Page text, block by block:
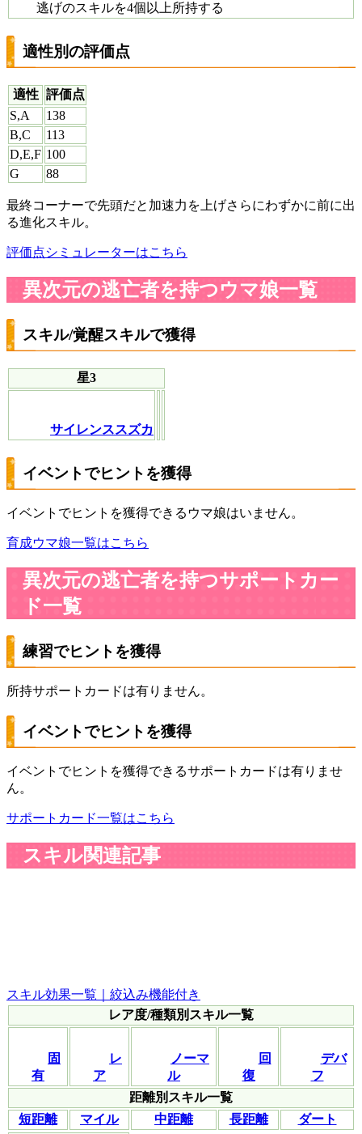
逃げのスキルを4個以上所持する
適性別の評価点
適性 評価点
S,A
138
B,C
113
D,E,F 100
G
88
最終コーナーで先頭だと加速力を上げさらにわずかに前に出
る進化スキル。
評価点シミュレーターはこちら
異次元の逃亡者を持つウマ娘一覧
スキル/覚醒スキルで獲得
星3
サイレンススズカ
イベントでヒントを獲得
イベントでヒントを獲得できるウマ娘はいません。
育成ウマ娘一覧はこちら
異次元の逃亡者を持つサポートカー
ド一覧
練習でヒントを獲得
所持サポートカードは有りません。
イベントでヒントを獲得
イベントでヒントを獲得できるサポートカードは有りませ
ん。
サポートカード一覧はこちら
スキル関連記事
スキル効果一覧｜絞込み機能付き
レア度/種類別スキル一覧
固
有
レ
ア
ノーマ
ル
回
復
デバ
フ
距離別スキル一覧
短距離
マイル 中距離 長距離
ダート